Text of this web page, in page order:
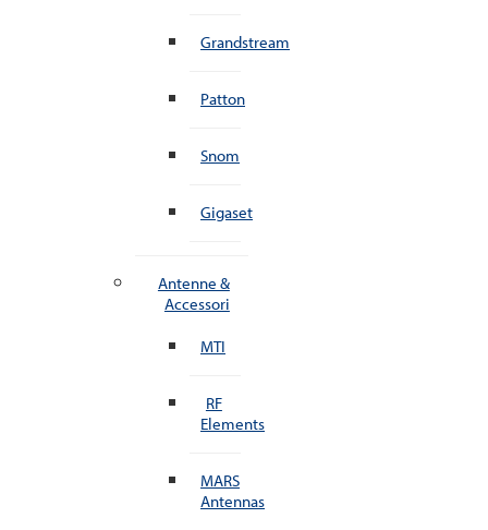
Grandstream
Patton
Snom
Gigaset
Antenne &
Accessori
MTI
RF
Elements
MARS
Antennas